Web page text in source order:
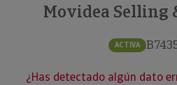
Movidea Selling
ACTIVA
¿Has detectado algún dato